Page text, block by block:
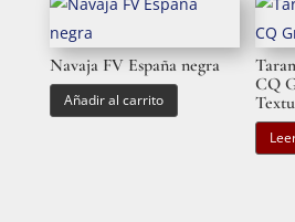
Navaja FV España negra
Añadir al carrito
CQ